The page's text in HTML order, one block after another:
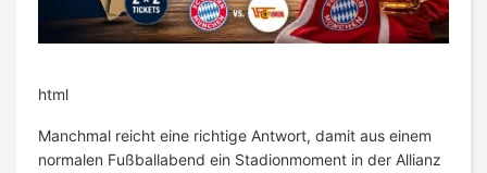
html
Manchmal reicht eine richtige Antwort, damit aus einem
normalen Fußballabend ein Stadionmoment in der Allianz